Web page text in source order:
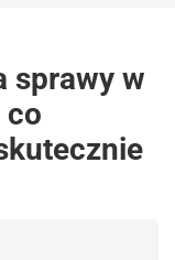
sprawy w
co